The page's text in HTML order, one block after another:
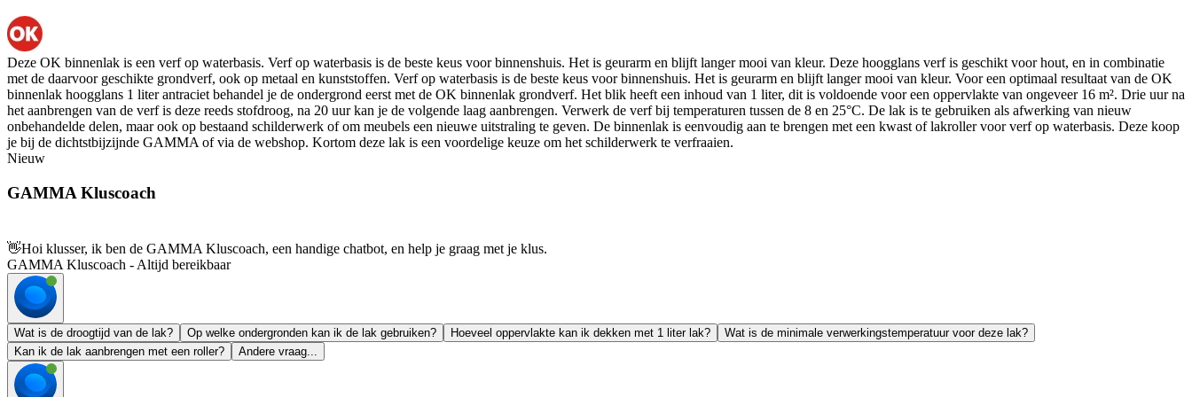
Deze OK binnenlak is een verf op waterbasis. Verf op waterbasis is de beste keus voor binnenshuis. Het is geurarm en blijft langer mooi van kleur. Deze hoogglans verf is geschikt voor hout, en in combinatie
met de daarvoor geschikte grondverf, ook op metaal en kunststoffen. Verf op waterbasis is de beste keus voor binnenshuis. Het is geurarm en blijft langer mooi van kleur. Voor een optimaal resultaat van de OK
binnenlak hoogglans 1 liter antraciet behandel je de ondergrond eerst met de OK binnenlak grondverf. Het blik heeft een inhoud van 1 liter, dit is voldoende voor een oppervlakte van ongeveer 16 m². Drie uur na
het aanbrengen van de verf is deze reeds stofdroog, na 20 uur kan je de volgende laag aanbrengen. Verwerk de verf bij temperaturen tussen de 8 en 25°C. De lak is te gebruiken als afwerking van nieuw
onbehandelde delen, maar ook op bestaand schilderwerk of om meubels een nieuwe uitstraling te geven. De binnenlak is eenvoudig aan te brengen met een kwast of lakroller voor verf op waterbasis. Deze koop
je bij de dichtstbijzijnde GAMMA of via de webshop. Kortom deze lak is een voordelige keuze om het schilderwerk te verfraaien.
Nieuw
GAMMA Kluscoach
👋Hoi klusser, ik ben de GAMMA Kluscoach, een handige chatbot, en help je graag met je klus.
GAMMA Kluscoach - Altijd bereikbaar
Wat is de droogtijd van de lak? Op welke ondergronden kan ik de lak gebruiken? Hoeveel oppervlakte kan ik dekken met 1 liter lak?
Wat is de minimale verwerkingstemperatuur voor deze lak?
Kan ik de lak aanbrengen met een roller?
Andere vraag...